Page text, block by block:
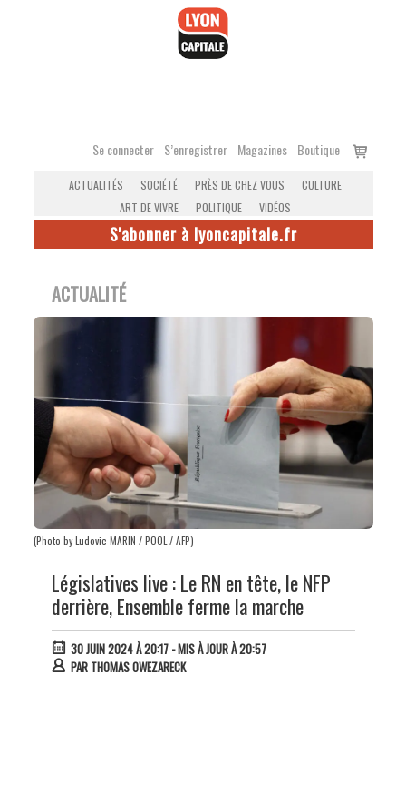
Se connecter S’enregistrer Magazines Boutique
Voir
ACTUALITÉS SOCIÉTÉ PRÈS DE CHEZ VOUS
CULTURE
ART DE VIVRE
POLITIQUE VIDÉOS
S'abonner à lyoncapitale.fr
ACTUALITÉ
(Photo by Ludovic MARIN / POOL / AFP)
Législatives live : Le RN en tête, le NFP
derrière, Ensemble ferme la marche
30 JUIN 2024 À 20:17- MIS À JOUR À 20:57
PAR THOMAS OWEZARECK